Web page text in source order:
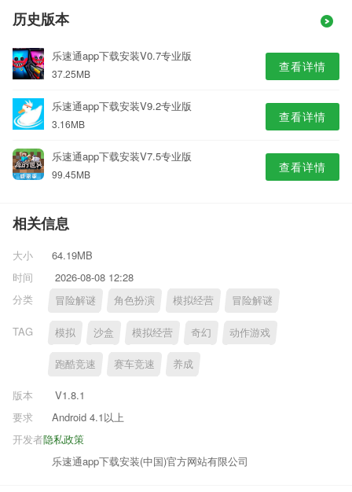
历史版本
乐速通app下载安装V0.7专业版
37.25MB 查看详情
乐速通app下载安装V9.2专业版
3.16MB 查看详情
乐速通app下载安装V7.5专业版
99.45MB 查看详情
相关信息
大小
64.19MB
时间
2026-08-08 12:28
分类
冒险解谜 角色扮演 模拟经营 冒险解谜
TAG 模拟 沙盒 模拟经营 奇幻 动作游戏
跑酷竞速 赛车竞速 养成
版本
V1.8.1
要求
Android 4.1以上
隐私政策
开发者
乐速通app下载安装(中国)官方网站有限公司